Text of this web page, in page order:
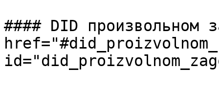
#### DID произвольном